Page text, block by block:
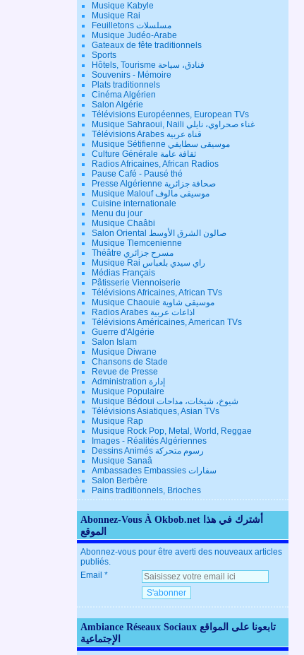
Musique Kabyle
Musique Rai
Feuilletons مسلسلات
Musique Judéo-Arabe
Gateaux de fête traditionnels
Sports
Hôtels, Tourisme فنادق، سياحة
Souvenirs - Mémoire
Plats traditionnels
Cinéma Algérien
Salon Algérie
Télévisions Européennes, European TVs
Musique Sahraoui, Naili غناء صحراوي، نايلي
Télévisions Arabes قناة عربية
Musique Sétifienne موسيقى سطايفي
Culture Générale ثقافة عامة
Radios Africaines, African Radios
Pause Café - Pausé thé
Presse Algérienne صحافة جزائرية
Musique Malouf موسيقى مالوف
Cuisine internationale
Menu du jour
Musique Chaâbi
Salon Oriental صالون الشرق الأوسط
Musique Tlemcenienne
Théâtre مسرح جزائري
Musique Rai راي سيدي بلعباس
Médias Français
Pâtisserie Viennoiserie
Télévisions Africaines, African TVs
Musique Chaouie موسيقى شاوية
Radios Arabes اذاعات عربية
Télévisions Américaines, American TVs
Guerre d'Algérie
Salon Islam
Musique Diwane
Chansons de Stade
Revue de Presse
Administration إدارة
Musique Populaire
Musique Bédoui شيوخ، شيخات، مداحات
Télévisions Asiatiques, Asian TVs
Musique Rap
Musique Rock Pop, Metal, World, Reggae
Images - Réalités Algériennes
Dessins Animés رسوم متحركة
Musique Sanaâ
Ambassades Embassies سفارات
Salon Berbère
Pains traditionnels, Brioches
Abonnez-Vous À Okbob.net أشترك في هذا
الموقع
Abonnez-vous pour être averti des nouveaux articles
publiés.
Email
Ambiance Réseaux Sociaux تابعونا على المواقع
الإجتماعية